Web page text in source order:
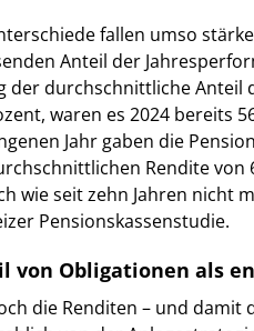
fallen umso
Anteil der
der durchschnittliche Anteil
waren es 2024 bereits
Jahr gaben die
Rendite von
wie seit zehn Jahren nicht
Pensionskassenstudie.
von Obligationen als
die Renditen – und damit